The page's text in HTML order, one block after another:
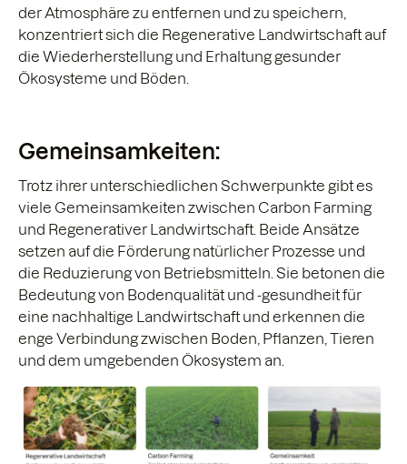
der Atmosphäre zu entfernen und zu speichern,
konzentriert sich die Regenerative Landwirtschaft auf
die Wiederherstellung und Erhaltung gesunder
Ökosysteme und Böden.
Gemeinsamkeiten:
Trotz ihrer unterschiedlichen Schwerpunkte gibt es
viele Gemeinsamkeiten zwischen Carbon Farming
und Regenerativer Landwirtschaft. Beide Ansätze
setzen auf die Förderung natürlicher Prozesse und
die Reduzierung von Betriebsmitteln. Sie betonen die
Bedeutung von Bodenqualität und -gesundheit für
eine nachhaltige Landwirtschaft und erkennen die
enge Verbindung zwischen Boden, Pflanzen, Tieren
und dem umgebenden Ökosystem an.